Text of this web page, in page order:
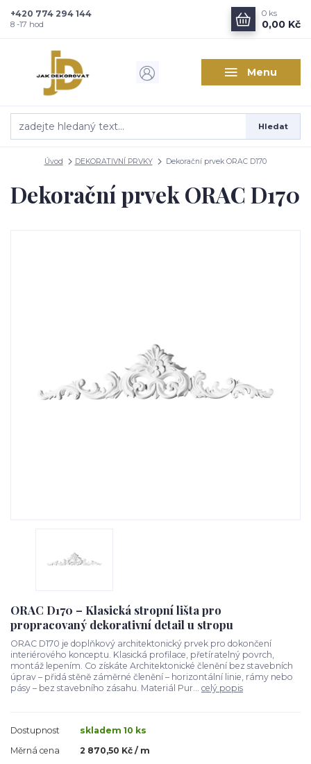
Menu
Hledat
+420 774 294 144
8 -17 hod
0 ks
0,00 Kč
Úvod DEKORATIVNÍ PRVKY Dekorační prvek ORAC D170
Dekorační prvek ORAC D170
ORAC D170 – Klasická stropní lišta pro
propracovaný dekorativní detail u stropu
ORAC D170 je doplňkový architektonický prvek pro dokončení
interiérového konceptu. Klasická profilace, přetíratelný povrch,
montáž lepením. Co získáte Architektonické členění bez stavebních
úprav – přidá stěně záměrné členění – horizontální linie, rámy nebo
pásy – bez stavebního zásahu. Materiál Pur... celý popis
Dostupnost
skladem 10 ks
Měrná cena
2 870,50 Kč / m
Zajímá vás, co nového v
Kam poslat informaci o novinkách v interiérovém designu?